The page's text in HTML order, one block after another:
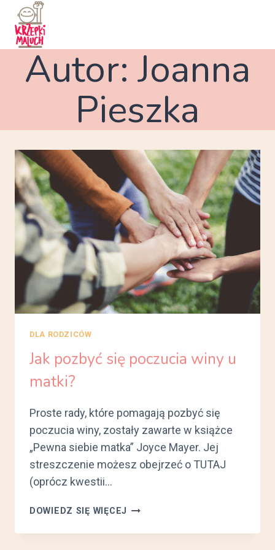
Przejdź
treści
Autor: Joanna
Pieszka
DLA RODZICÓW
Jak pozbyć się poczucia winy u
matki?
Proste rady, które pomagają pozbyć się
poczucia winy, zostały zawarte w książce
„Pewna siebie matka” Joyce Mayer. Jej
streszczenie możesz obejrzeć o TUTAJ
(oprócz kwestii…
DOWIEDZ SIĘ WIĘCEJ JAK
SIĘ